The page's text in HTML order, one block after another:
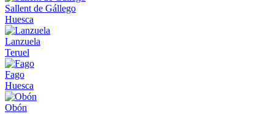
Sallent de Gállego
Huesca
Lanzuela
Teruel
Fago
Huesca
Obón